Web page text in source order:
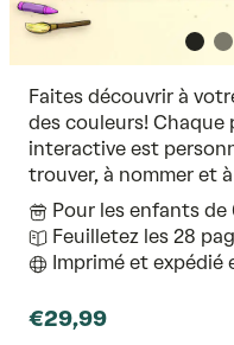
Faites découvrir à
des couleurs!
interactive est
trouver, à nommer et
Pour les enfants de
Feuilletez les 28
Imprimé et expédié
€29,99